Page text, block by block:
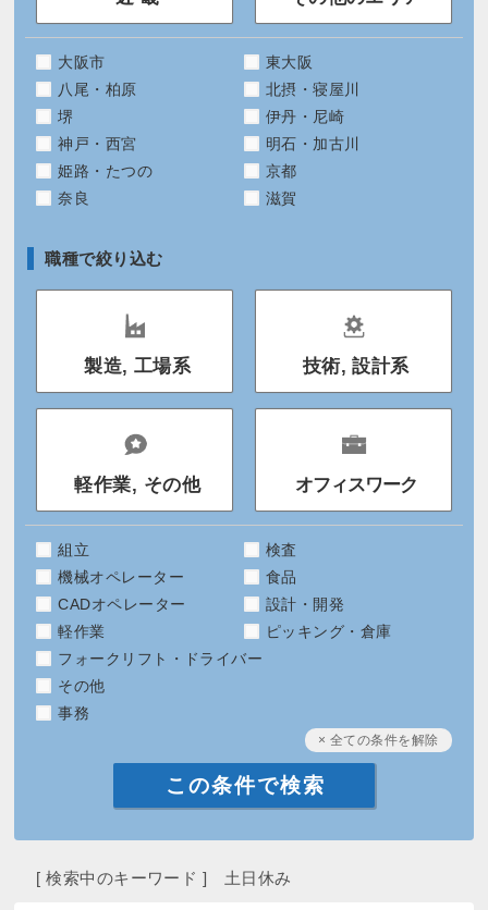
大阪市
東大阪
八尾・柏原
北摂・寝屋川
堺
伊丹・尼崎
神戸・西宮
明石・加古川
姫路・たつの
京都
奈良
滋賀
職種で絞り込む
製造, 工場系 技術, 設計系
軽作業, その他 オフィスワーク
組立
検査
機械オペレーター
食品
CADオペレーター
設計・開発
軽作業
ピッキング・倉庫
フォークリフト・ドライバー
その他
事務
× 全ての条件を解除
[ 検索中のキーワード ] 土日休み